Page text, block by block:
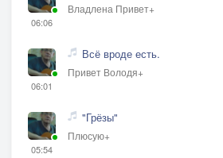
06:06
Владлена Привет+
06:01
Всё вроде есть.
Привет Володя+
05:54
"Грёзы"
Плюсую+